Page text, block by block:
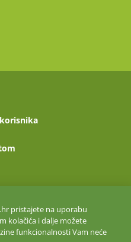
pristajete na uporabu
kolačića i dalje možete
funkcionalnosti Vam neće